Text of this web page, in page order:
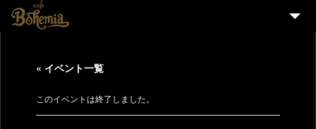
EVENT« イベント一覧
このイベントは終了しました。